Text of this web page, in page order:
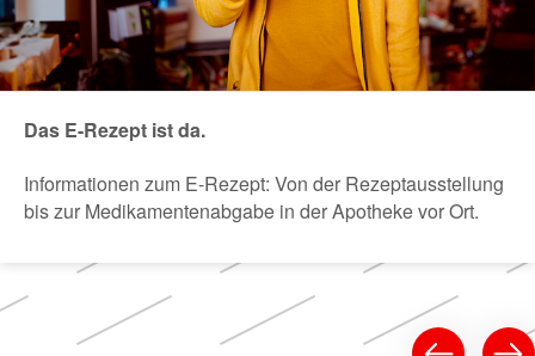
Das E-Rezept ist da.
Informationen zum E-Rezept: Von der Rezeptausstellung
bis zur Medikamentenabgabe in der Apotheke vor Ort.